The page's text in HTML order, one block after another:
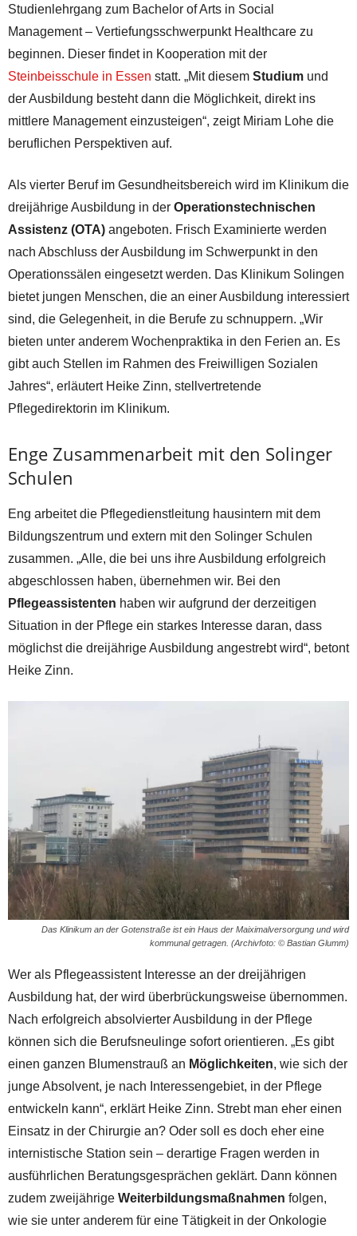
Studienlehrgang zum Bachelor of Arts in Social
Management – Vertiefungsschwerpunkt Healthcare zu
beginnen. Dieser findet in Kooperation mit der
Steinbeisschule in Essen statt. „Mit diesem Studium und
der Ausbildung besteht dann die Möglichkeit, direkt ins
mittlere Management einzusteigen“, zeigt Miriam Lohe die
beruflichen Perspektiven auf.
Als vierter Beruf im Gesundheitsbereich wird im Klinikum die
dreijährige Ausbildung in der Operationstechnischen
Assistenz (OTA) angeboten. Frisch Examinierte werden
nach Abschluss der Ausbildung im Schwerpunkt in den
Operationssälen eingesetzt werden. Das Klinikum Solingen
bietet jungen Menschen, die an einer Ausbildung interessiert
sind, die Gelegenheit, in die Berufe zu schnuppern. „Wir
bieten unter anderem Wochenpraktika in den Ferien an. Es
gibt auch Stellen im Rahmen des Freiwilligen Sozialen
Jahres“, erläutert Heike Zinn, stellvertretende
Pflegedirektorin im Klinikum.
Enge Zusammenarbeit mit den Solinger
Schulen
Eng arbeitet die Pflegedienstleitung hausintern mit dem
Bildungszentrum und extern mit den Solinger Schulen
zusammen. „Alle, die bei uns ihre Ausbildung erfolgreich
abgeschlossen haben, übernehmen wir. Bei den
Pflegeassistenten haben wir aufgrund der derzeitigen
Situation in der Pflege ein starkes Interesse daran, dass
möglichst die dreijährige Ausbildung angestrebt wird“, betont
Heike Zinn.
Das Klinikum an der Gotenstraße ist ein Haus der Maiximalversorgung und wird
kommunal getragen. (Archivfoto: © Bastian Glumm)
Wer als Pflegeassistent Interesse an der dreijährigen
Ausbildung hat, der wird überbrückungsweise übernommen.
Nach erfolgreich absolvierter Ausbildung in der Pflege
können sich die Berufsneulinge sofort orientieren. „Es gibt
einen ganzen Blumenstrauß an Möglichkeiten, wie sich der
junge Absolvent, je nach Interessengebiet, in der Pflege
entwickeln kann“, erklärt Heike Zinn. Strebt man eher einen
Einsatz in der Chirurgie an? Oder soll es doch eher eine
internistische Station sein – derartige Fragen werden in
ausführlichen Beratungsgesprächen geklärt. Dann können
zudem zweijährige Weiterbildungsmaßnahmen folgen,
wie sie unter anderem für eine Tätigkeit in der Onkologie